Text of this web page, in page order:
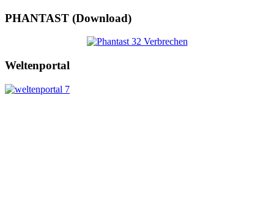
PHANTAST (Download)
Weltenportal